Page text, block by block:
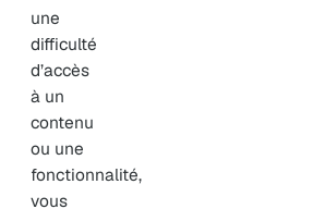
une
difficulté
d’accès
à un
contenu
ou une
fonctionnalité,
vous